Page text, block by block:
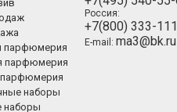
парфюмерия
парфюмерия
парфюмерия
наборы
наборы
Россия:
+7(800) 333-
E-mail: ma3@bk.ru